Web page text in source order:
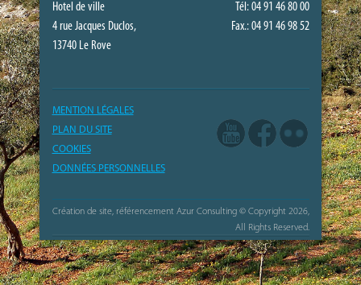
Hotel de ville
Tél: 04 91 46 80 00
4 rue Jacques Duclos,
Fax.: 04 91 46 98 52
13740 Le Rove
MENTION LÉGALES
PLAN DU SITE
COOKIES
DONNÉES PERSONNELLES
Création de site, référencement Azur Consulting © Copyright 2026,
All Rights Reserved.